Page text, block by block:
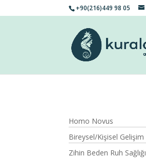
+90(216)449 98 05
Homo Novus
Bireysel/Kişisel Gelişim
Zihin Beden Ruh Sağlığı